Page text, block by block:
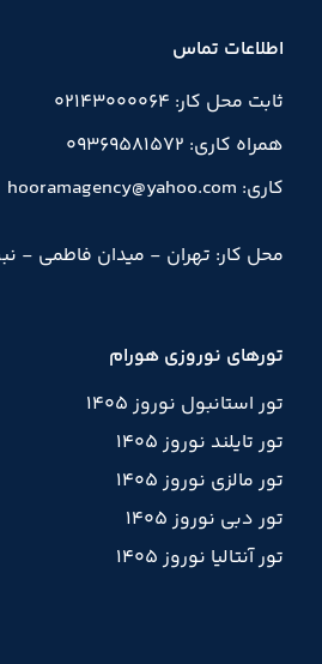
اطلاعات تماس
ثابت محل کار: 02143000064
همراه کاری: 09369581572
کاری: hooramagency@yahoo.com
محل کار: تهران - میدان فاطمی - نبش خیابان
تورهای نوروزی هورام
تور استانبول نوروز 1405
تور تایلند نوروز 1405
تور مالزی نوروز 1405
تور دبی نوروز 1405
تور آنتالیا نوروز 1405